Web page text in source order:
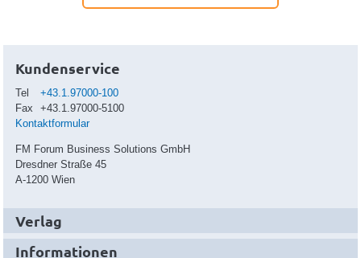
Kundenservice
Tel
+43.1.97000-100
Fax
+43.1.97000-5100
Kontaktformular
FM Forum Business Solutions GmbH
Dresdner Straße 45
A-1200 Wien
Verlag
Informationen